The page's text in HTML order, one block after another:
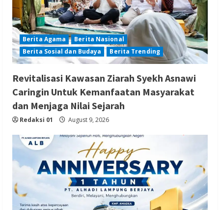
Berita Agama
Berita Nasional
Berita Sosial dan Budaya
Berita Trending
Revitalisasi Kawasan Ziarah Syekh Asnawi
Caringin Untuk Kemanfaatan Masyarakat
dan Menjaga Nilai Sejarah
Redaksi 01 August 9, 2026